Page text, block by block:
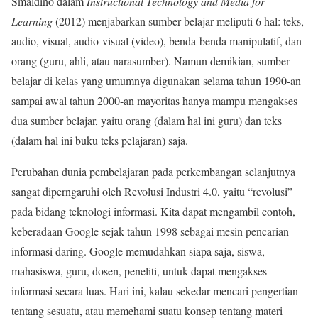
Learning(2012) menjabarkan sumber belajar meliputi 6 hal: teks,
audio, visual, audio-visual (video), benda-benda manipulatif, dan
orang (guru, ahli, atau narasumber). Namun demikian, sumber
belajar di kelas yang umumnya digunakan selama tahun 1990-an
sampai awal tahun 2000-an mayoritas hanya mampu mengakses
dua sumber belajar, yaitu orang (dalam hal ini guru) dan teks
(dalam hal ini buku teks pelajaran) saja.
Perubahan dunia pembelajaran pada perkembangan selanjutnya
sangat diperngaruhi oleh Revolusi Industri 4.0, yaitu “revolusi”
pada bidang teknologi informasi. Kita dapat mengambil contoh,
keberadaan Google sejak tahun 1998 sebagai mesin pencarian
informasi daring. Google memudahkan siapa saja, siswa,
mahasiswa, guru, dosen, peneliti, untuk dapat mengakses
informasi secara luas. Hari ini, kalau sekedar mencari pengertian
tentang sesuatu, atau memehami suatu konsep tentang materi